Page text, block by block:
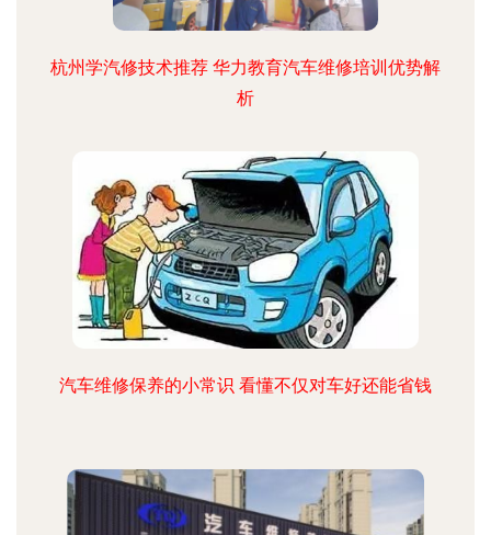
杭州学汽修技术推荐 华力教育汽车维修培训优势解
析
汽车维修保养的小常识 看懂不仅对车好还能省钱